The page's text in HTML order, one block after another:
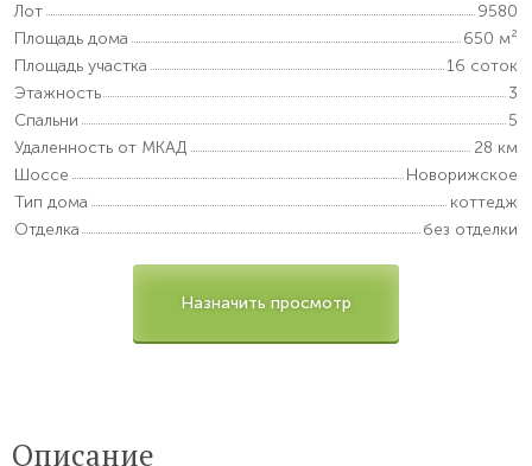
Лот
9580
Площадь дома
650 м²
Площадь участка
16 соток
Этажность
3
Спальни
5
Удаленность от МКАД
28 км
Шоссе
Новорижское
Тип дома
коттедж
Отделка
без отделки
Назначить просмотр
Описание